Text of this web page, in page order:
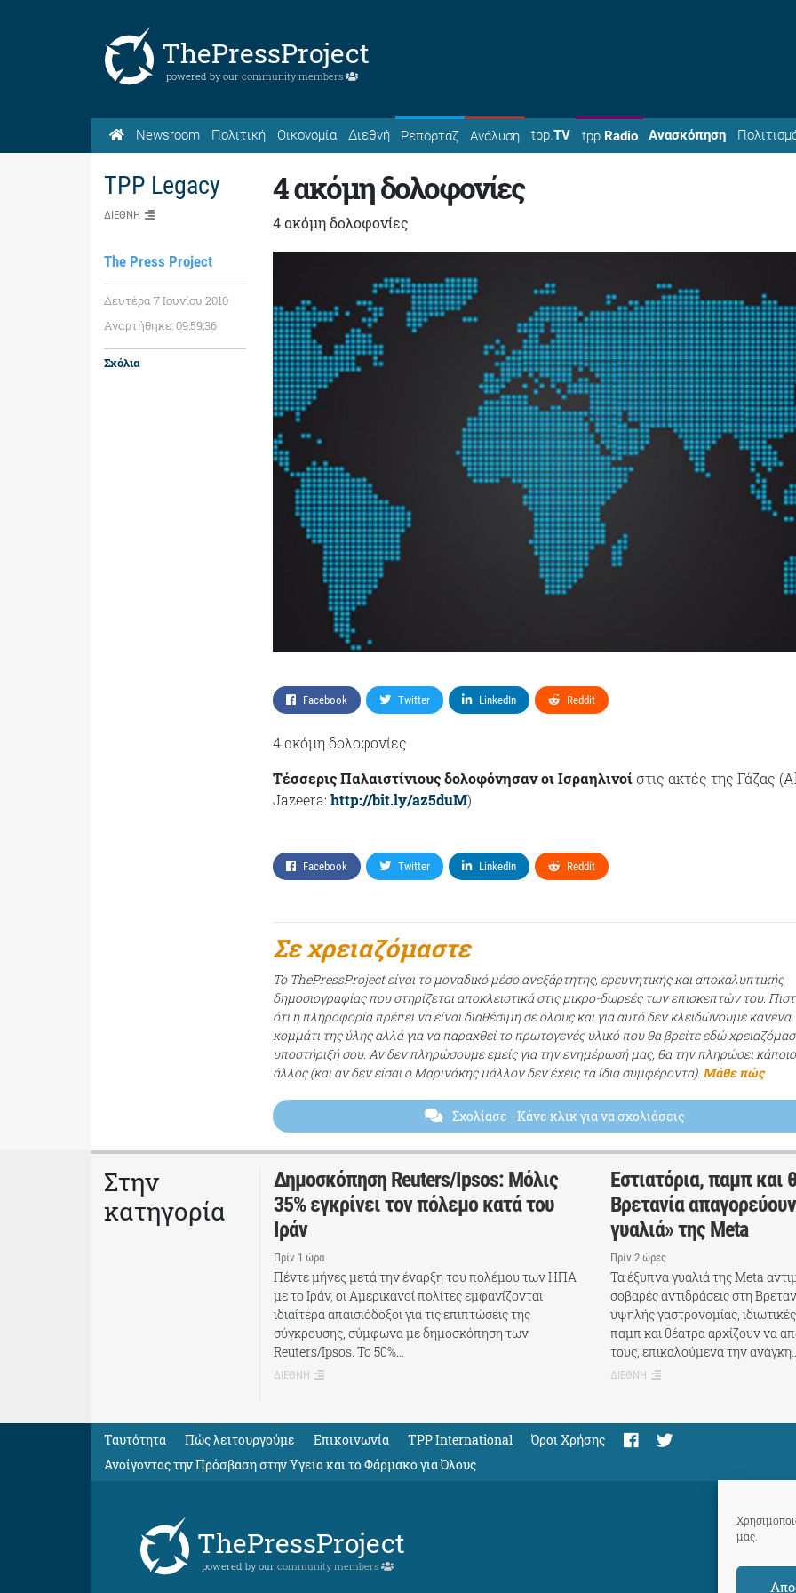
μας.
ThePressProject
powered by our community members
Newsroom Πολιτική Οικονομία Διεθνή Ρεπορτάζ Ανάλυση tpp.TV tpp.Radio Ανασκόπηση
TPP Legacy
ΔΙΕΘΝΗ
The Press Project
Δευτέρα 7 Ιουνίου 2010
Αναρτήθηκε: 09:59:36
Σχόλια
4 ακόμη δολοφονίες
4 ακόμη δολοφονίες
Facebook Twitter LinkedIn Reddit
4 ακόμη δολοφονίες
Τέσσερις Παλαιστίνιους δολοφόνησαν οι Ισραηλινοίστις ακτές της Γάζας
Jazeera: http://bit.ly/az5duM)
Facebook Twitter LinkedIn Reddit
Σε χρειαζόμαστε
Το ThePressProject είναι το μοναδικό μέσο ανεξάρτητης, ερευνητικής και αποκαλυπτικής
δημοσιογραφίας που στηρίζεται αποκλειστικά στις μικρο-δωρεές των επισκεπτών του.
ότι η πληροφορία πρέπει να είναι διαθέσιμη σε όλους και για αυτό δεν κλειδώνουμε κανένα
κομμάτι της ύλης αλλά για να παραχθεί το πρωτογενές υλικό που θα βρείτε εδώ
υποστήριξή σου. Αν δεν πληρώσουμε εμείς για την ενημέρωσή μας, θα την πληρώσει
άλλος (και αν δεν είσαι ο Μαρινάκης μάλλον δεν έχεις τα ίδια συμφέροντα). Μάθε πώς
Σχολίασε - Κάνε κλικ για να σχολιάσεις
Στην
κατηγορία
Δημοσκόπηση Reuters/Ipsos: Μόλις
35% εγκρίνει τον πόλεμο κατά του
Ιράν
Πρίν 1 ώρα
Πέντε μήνες μετά την έναρξη του πολέμου των ΗΠΑ
με το Ιράν, οι Αμερικανοί πολίτες εμφανίζονται
ιδιαίτερα απαισιόδοξοι για τις επιπτώσεις της
σύγκρουσης, σύμφωνα με δημοσκόπηση των
Reuters/Ipsos. Το 50%…
ΔΙΕΘΝΗ
Εστιατόρια, παμπ και
Βρετανία
γυαλιά» της Meta
Πρίν 2 ώρες
Τα έξυπνα γυαλιά της Meta
σοβαρές αντιδράσεις στη
υψηλής γαστρονομίας,
παμπ και θέατρα αρχίζουν να
τους, επικαλούμενα την
ΔΙΕΘΝΗ
Ταυτότητα Πώς λειτουργούμε Eπικοινωνία TPP International
Όροι Χρήσης
Ανοίγοντας την Πρόσβαση στην Υγεία και το Φάρμακο για Όλους
ThePressProject
powered by our community members